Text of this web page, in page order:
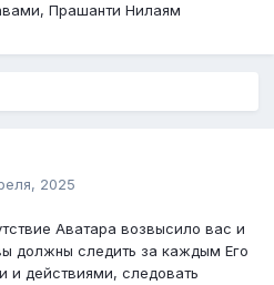
Прашанти Нилаям
2025
Аватара возвысило вас и
должны следить за каждым Его
и действиями, следовать